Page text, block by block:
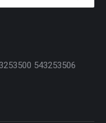
543253506